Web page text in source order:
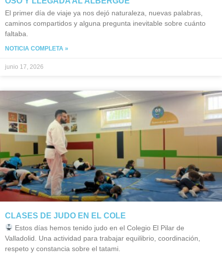
El primer día de viaje ya nos dejó naturaleza, nuevas palabras,
caminos compartidos y alguna pregunta inevitable sobre cuánto
faltaba.
NOTICIA COMPLETA »
junio 17, 2026
CLASES DE JUDO EN EL COLE
Estos días hemos tenido judo en el Colegio El Pilar de
Valladolid. Una actividad para trabajar equilibrio, coordinación,
respeto y constancia sobre el tatami.